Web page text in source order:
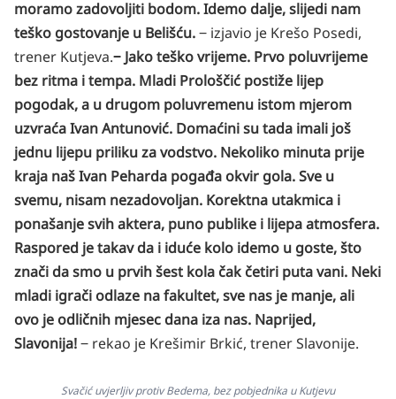
moramo zadovoljiti bodom. Idemo dalje, slijedi nam
teško gostovanje u Belišću.‒ izjavio je Krešo Posedi,
trener Kutjeva.‒ Jako teško vrijeme. Prvo poluvrijeme
bez ritma i tempa. Mladi Prološčić postiže lijep
pogodak, a u drugom poluvremenu istom mjerom
uzvraća Ivan Antunović. Domaćini su tada imali još
jednu lijepu priliku za vodstvo. Nekoliko minuta prije
kraja naš Ivan Peharda pogađa okvir gola. Sve u
svemu, nisam nezadovoljan. Korektna utakmica i
ponašanje svih aktera, puno publike i lijepa atmosfera.
Raspored je takav da i iduće kolo idemo u goste, što
znači da smo u prvih šest kola čak četiri puta vani. Neki
mladi igrači odlaze na fakultet, sve nas je manje, ali
ovo je odličnih mjesec dana iza nas. Naprijed,
Slavonija!‒ rekao je Krešimir Brkić, trener Slavonije.
Svačić uvjerljiv protiv Bedema, bez pobjednika u Kutjevu